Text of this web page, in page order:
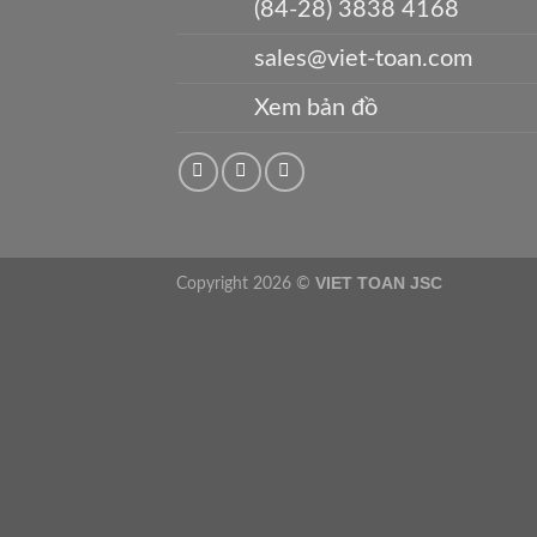
(84-28) 3838 4168
sales@viet-toan.com
Xem bản đồ
Copyright 2026 © VIET TOAN JSC